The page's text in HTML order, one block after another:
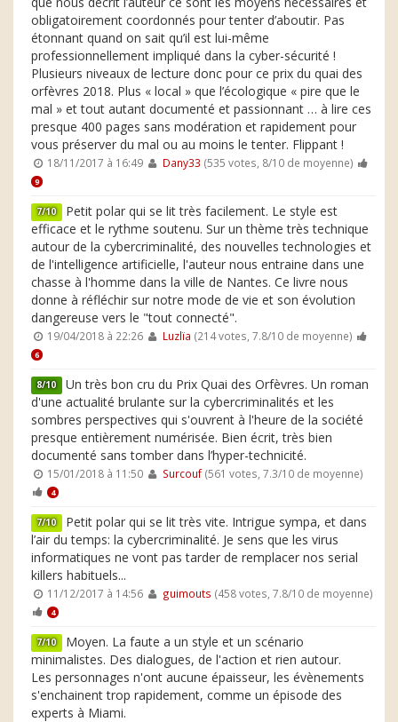
obligatoirement coordonnés pour tenter d’aboutir. Pas
étonnant quand on sait qu’il est lui-même
professionnellement impliqué dans la cyber-sécurité !
Plusieurs niveaux de lecture donc pour ce prix du quai des
orfèvres 2018. Plus « local » que l’écologique « pire que le
mal » et tout autant documenté et passionnant … à lire ces
presque 400 pages sans modération et rapidement pour
vous préserver du mal ou au moins le tenter. Flippant !
18/11/2017 à 16:49 Dany33 (535 votes, 8/10 de moyenne)
9
7/10 Petit polar qui se lit très facilement. Le style est
efficace et le rythme soutenu. Sur un thème très technique
autour de la cybercriminalité, des nouvelles technologies et
de l'intelligence artificielle, l'auteur nous entraine dans une
chasse à l'homme dans la ville de Nantes. Ce livre nous
donne à réfléchir sur notre mode de vie et son évolution
dangereuse vers le "tout connecté".
19/04/2018 à 22:26 Luzlïa (214 votes, 7.8/10 de moyenne)
6
8/10 Un très bon cru du Prix Quai des Orfèvres. Un roman
d'une actualité brulante sur la cybercriminalités et les
sombres perspectives qui s'ouvrent à l'heure de la société
presque entièrement numérisée. Bien écrit, très bien
documenté sans tomber dans l’hyper-technicité.
15/01/2018 à 11:50 Surcouf(561 votes, 7.3/10 de moyenne)
4
7/10 Petit polar qui se lit très vite. Intrigue sympa, et dans
l’air du temps: la cybercriminalité. Je sens que les virus
informatiques ne vont pas tarder de remplacer nos serial
killers habituels...
11/12/2017 à 14:56 guimouts (458 votes, 7.8/10 de moyenne)
4
7/10 Moyen. La faute a un style et un scénario
minimalistes. Des dialogues, de l'action et rien autour.
Les personnages n'ont aucune épaisseur, les évènements
s'enchainent trop rapidement, comme un épisode des
experts à Miami.